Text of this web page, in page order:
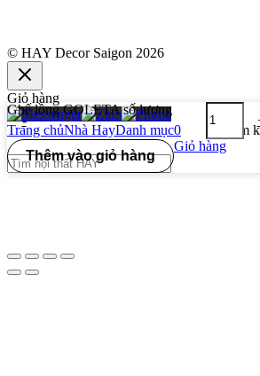
© HAY Decor Saigon 2026
Giỏ hàng
Trang chủNhà HayDanh mục0
Giỏ hàng
Tìm
-
Ghế lồng GOLETA số lượng
Thêm vào giỏ hàng